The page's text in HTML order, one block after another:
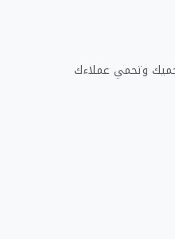
وتحمي عملاءك